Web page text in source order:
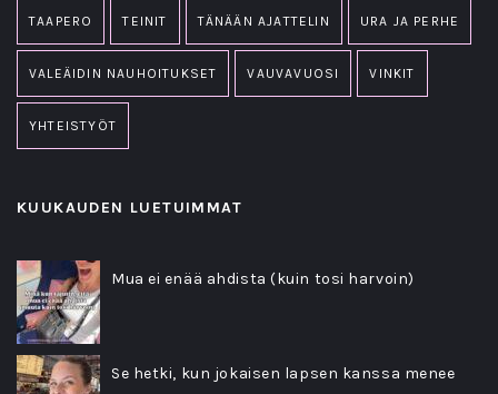
TAAPERO TEINIT TÄNÄÄN AJATTELIN URA JA PERHE
VALEÄIDIN NAUHOITUKSET VAUVAVUOSI VINKIT
YHTEISTYÖT
KUUKAUDEN LUETUIMMAT
Mua ei enää ahdista (kuin tosi harvoin)
Se hetki, kun jokaisen lapsen kanssa menee